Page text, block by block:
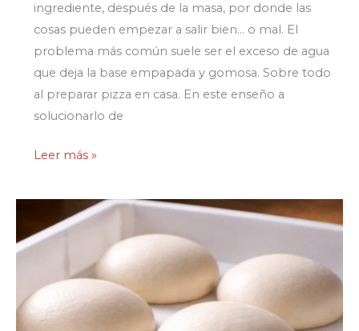
ingrediente, después de la masa, por donde las
cosas pueden empezar a salir bien… o mal. El
problema más común suele ser el exceso de agua
que deja la base empapada y gomosa. Sobre todo
al preparar pizza en casa. En este enseño a
solucionarlo de
Salsa
Tomate
para
Pizza:
truco
para
que
Leer más »